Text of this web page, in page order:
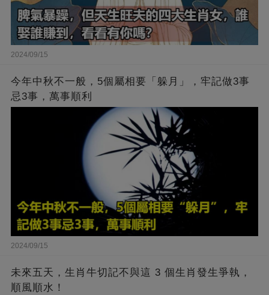
2024/09/15
今年中秋不一般，5個屬相要「躲月」，牢記做3事
忌3事，萬事順利
2024/09/15
未來五天，生肖牛切記不與這 3 個生肖發生爭執，
順風順水！